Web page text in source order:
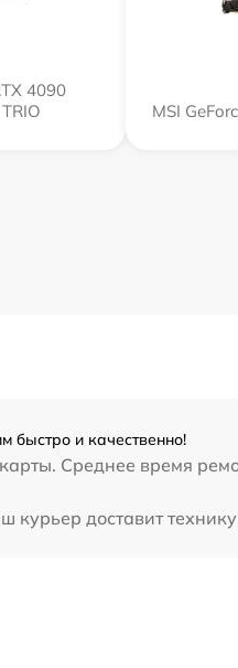
4090
MSI
быстро и качественно!
Среднее время
доставит